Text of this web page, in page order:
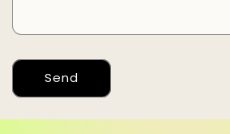
Send